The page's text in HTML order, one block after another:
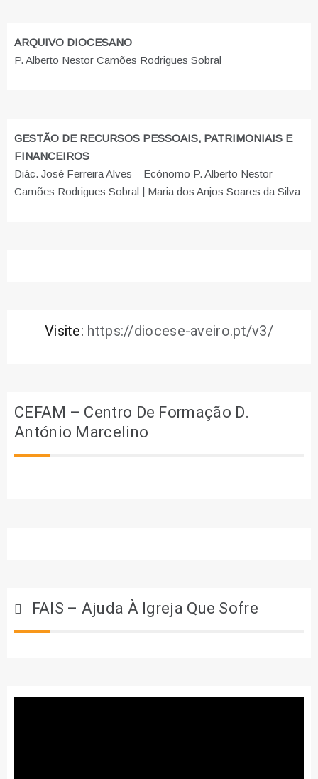
ARQUIVO DIOCESANO
P. Alberto Nestor Camões Rodrigues Sobral
GESTÃO DE RECURSOS PESSOAIS, PATRIMONIAIS E
FINANCEIROS
Diác. José Ferreira Alves – Ecónomo P. Alberto Nestor
Camões Rodrigues Sobral | Maria dos Anjos Soares da Silva
Visite: https://diocese-aveiro.pt/v3/
CEFAM – Centro De Formação D.
António Marcelino
FAIS – Ajuda À Igreja Que Sofre